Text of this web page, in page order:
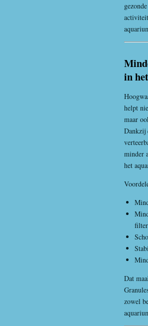
in
helpt
maar
Dankzij
minder
het
Dat
zowel